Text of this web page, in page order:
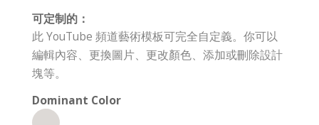
可定制的：
此 YouTube 頻道藝術模板可完全自定義。你可以
編輯內容、更換圖片、更改顏色、添加或刪除設計
塊等。
Dominant Color